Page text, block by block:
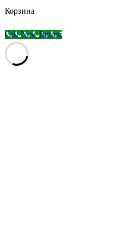
вкладке
вкладке
вкладке
приложении
Корзина
Call Now Button